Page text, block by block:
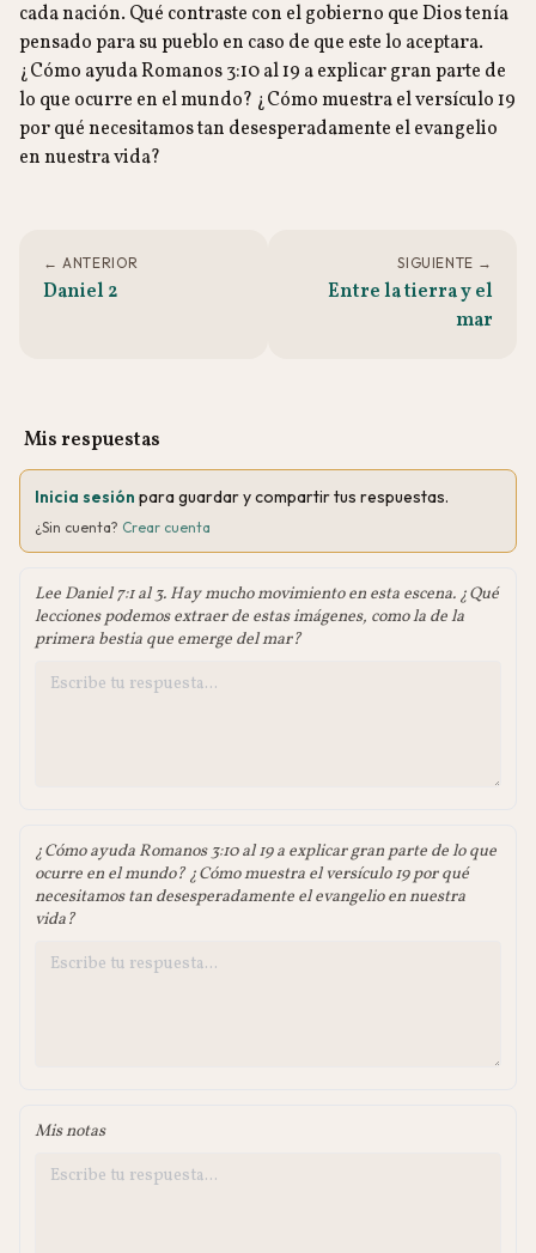
cada nación. Qué contraste con el gobierno que Dios tenía
pensado para su pueblo en caso de que este lo aceptara.
¿Cómo ayuda Romanos 3:10 al 19 a explicar gran parte de
lo que ocurre en el mundo? ¿Cómo muestra el versículo 19
por qué necesitamos tan desesperadamente el evangelio
en nuestra vida?
← ANTERIOR
Daniel 2
SIGUIENTE →
Entre la tierra y el
mar
Mis respuestas
Inicia sesión para guardar y compartir tus respuestas.
¿Sin cuenta? Crear cuenta
Lee Daniel 7:1 al 3. Hay mucho movimiento en esta escena. ¿Qué
lecciones podemos extraer de estas imágenes, como la de la
primera bestia que emerge del mar?
¿Cómo ayuda Romanos 3:10 al 19 a explicar gran parte de lo que
ocurre en el mundo? ¿Cómo muestra el versículo 19 por qué
necesitamos tan desesperadamente el evangelio en nuestra
vida?
Mis notas